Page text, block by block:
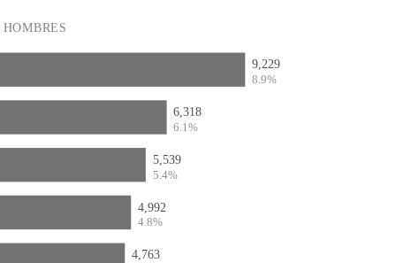
HOMBRES
9,229
8.9%
6,318
6.1%
5,539
5.4%
4,992
4.8%
4,763